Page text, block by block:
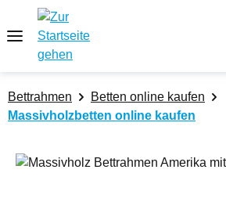
Zum Hauptinhalt springen
Bettrahmen
Betten online kaufen
Massivholzbetten online kaufen
Bildergalerie überspringen